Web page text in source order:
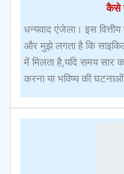
कैसे
धन्यवाद एंजेला। इस
और मुझे लगता है कि
में मिलता है,यदि समय सार
करना या भविष्य की घटनाओं